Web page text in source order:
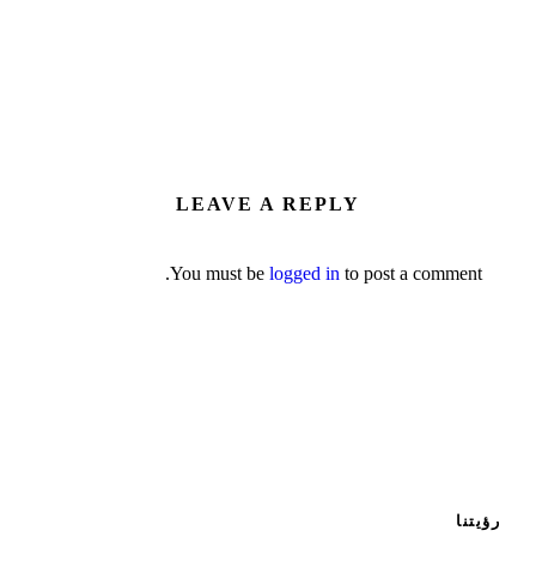
LEAVE A REPLY
You must be logged in to post a comment.
رؤيتنا